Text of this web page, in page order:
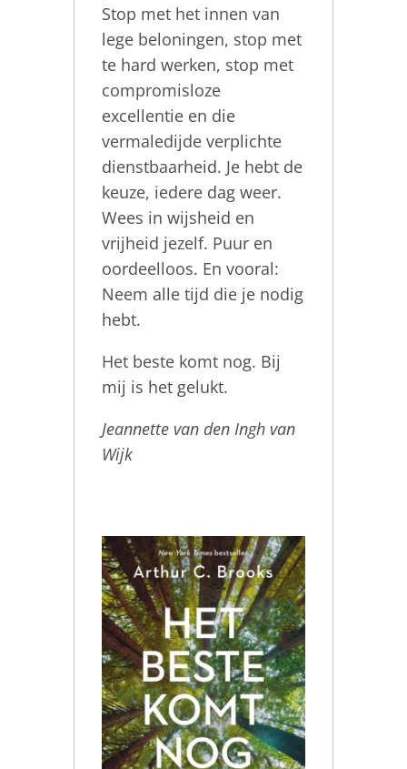
Stop met het innen van
lege beloningen, stop met
te hard werken, stop met
compromisloze
excellentie en die
vermaledijde verplichte
dienstbaarheid. Je hebt de
keuze, iedere dag weer.
Wees in wijsheid en
vrijheid jezelf. Puur en
oordeelloos. En vooral:
Neem alle tijd die je nodig
hebt.
Het beste komt nog. Bij
mij is het gelukt.
Jeannette van den Ingh van
Wijk